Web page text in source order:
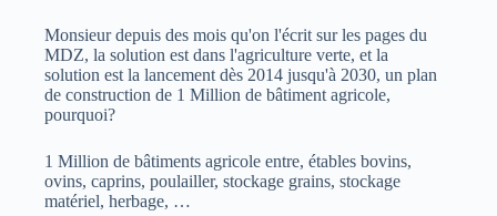
Monsieur depuis des mois qu'on l'écrit sur les pages du
MDZ, la solution est dans l'agriculture verte, et la
solution est la lancement dès 2014 jusqu'à 2030, un plan
de construction de 1 Million de bâtiment agricole,
pourquoi?
1 Million de bâtiments agricole entre, étables bovins,
ovins, caprins, poulailler, stockage grains, stockage
matériel, herbage, …